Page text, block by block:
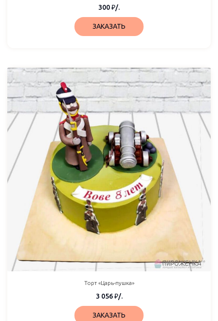
300₽/.
ЗАКАЗАТЬ
Торт «Царь-пушка»
3 056₽/.
ЗАКАЗАТЬ